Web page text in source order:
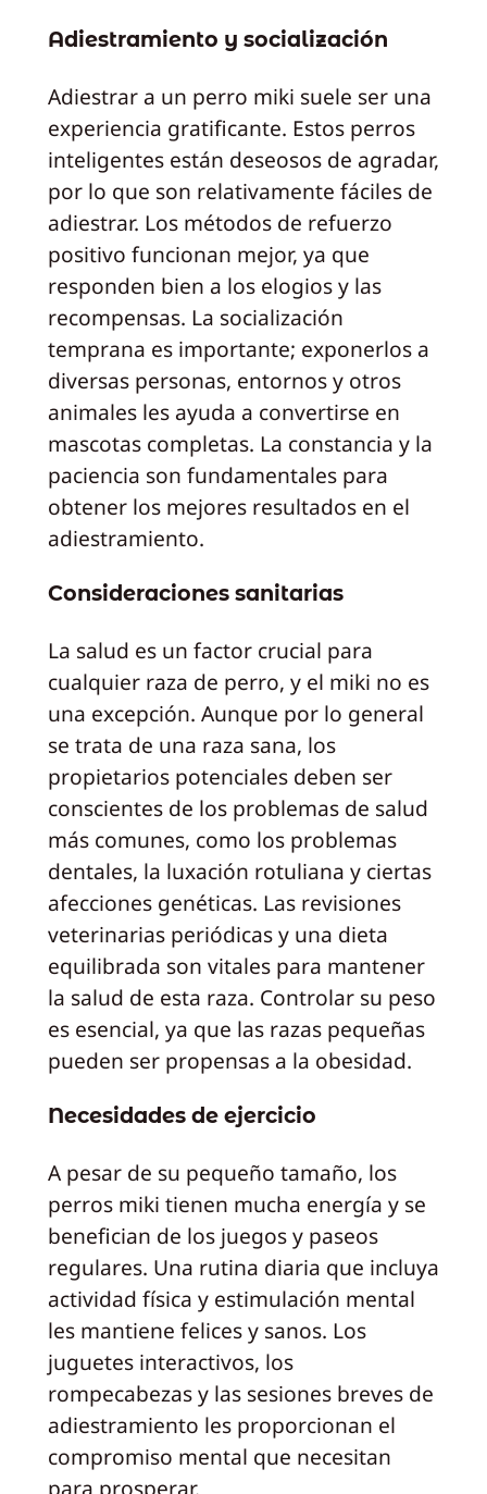
Adiestramiento y socialización
Adiestrar a un perro miki suele ser una
experiencia gratificante. Estos perros
inteligentes están deseosos de agradar,
por lo que son relativamente fáciles de
adiestrar. Los métodos de refuerzo
positivo funcionan mejor, ya que
responden bien a los elogios y las
recompensas. La socialización
temprana es importante; exponerlos a
diversas personas, entornos y otros
animales les ayuda a convertirse en
mascotas completas. La constancia y la
paciencia son fundamentales para
obtener los mejores resultados en el
adiestramiento.
Consideraciones sanitarias
La salud es un factor crucial para
cualquier raza de perro, y el miki no es
una excepción. Aunque por lo general
se trata de una raza sana, los
propietarios potenciales deben ser
conscientes de los problemas de salud
más comunes, como los problemas
dentales, la luxación rotuliana y ciertas
afecciones genéticas. Las revisiones
veterinarias periódicas y una dieta
equilibrada son vitales para mantener
la salud de esta raza. Controlar su peso
es esencial, ya que las razas pequeñas
pueden ser propensas a la obesidad.
Necesidades de ejercicio
A pesar de su pequeño tamaño, los
perros miki tienen mucha energía y se
benefician de los juegos y paseos
regulares. Una rutina diaria que incluya
actividad física y estimulación mental
les mantiene felices y sanos. Los
juguetes interactivos, los
rompecabezas y las sesiones breves de
adiestramiento les proporcionan el
compromiso mental que necesitan
para prosperar.